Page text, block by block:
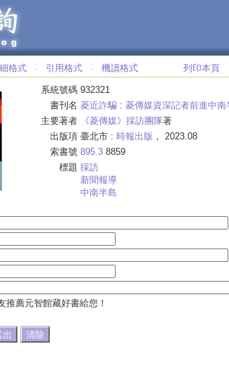
格式 ‧ 引用格式 ‧ 機讀格式 列印本頁
系統號碼 932321
書刊名 菱近詐騙 : 菱傳媒資深記者前進中
主要著者
《菱傳媒》採訪團隊著
出版項 臺北市 : 時報出版 ， 2023.08
索書號 895.3 8859
標題 採訪
新聞報導
中南半島
推薦元智館藏好書給您！